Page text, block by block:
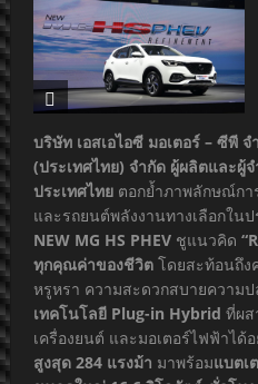
บริษัท เอสเอไอซี มอเตอร์ – ซีพี
(ประเทศไทย) จำกัด ผู้ผลิตและผู้
ประเทศไทยตอกย้ำภาพลักษณ์กา
และรถยนต์พลังงานทางเลือกใน
NEW MG HS PHEVชูแนวคิด
ทุกคุณค่าของชีวิตโดยสะท้อนถึง
หรูหรา ความสะดวกสบายความ
เทคโนโลยี Plug-in Hybrid ที่ผส
เครื่องยนต์ และมอเตอร์ไฟฟ้าได้
สูงสุด 284 แรงม้า มาพร้อมแบตเ